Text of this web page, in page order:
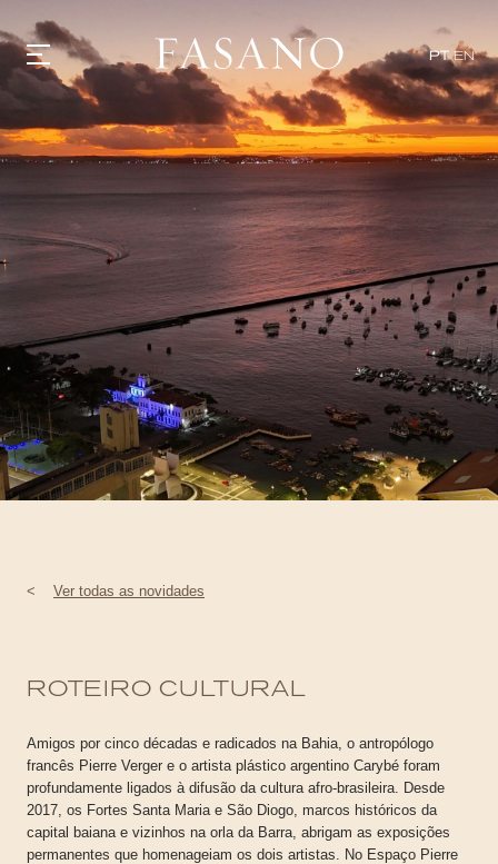
PT EN
GASTRONOMIA
EXPERIÊNCIAS
VILLAS
SHOP | SELEZIONE
DESCUBRA
WHAT'S COOKING
CORRIERE
HISTÓRIA
SUSTENTABILIDADE
CONTATO
< Ver todas as novidades
ROTEIRO CULTURAL
Amigos por cinco décadas e radicados na Bahia, o antropólogo
francês Pierre Verger e o artista plástico argentino Carybé foram
profundamente ligados à difusão da cultura afro-brasileira. Desde
2017, os Fortes Santa Maria e São Diogo, marcos históricos da
capital baiana e vizinhos na orla da Barra, abrigam as exposições
permanentes que homenageiam os dois artistas. No Espaço Pierre